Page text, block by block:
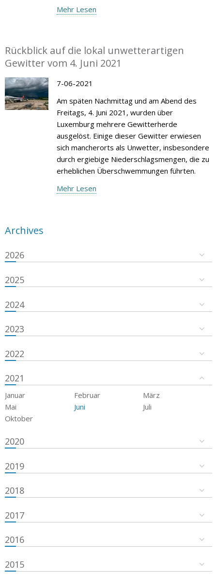
Mehr Lesen
Rückblick auf die lokal unwetterartigen
Gewitter vom 4. Juni 2021
7-06-2021
Am späten Nachmittag und am Abend des
Freitags, 4. Juni 2021, wurden über
Luxemburg mehrere Gewitterherde
ausgelöst. Einige dieser Gewitter erwiesen
sich mancherorts als Unwetter, insbesondere
durch ergiebige Niederschlagsmengen, die zu
erheblichen Überschwemmungen führten.
Mehr Lesen
Archives
2026
2025
2024
2023
2022
2021
Januar Februar
März
Mai
Juni
Juli
Oktober
2020
2019
2018
2017
2016
2015